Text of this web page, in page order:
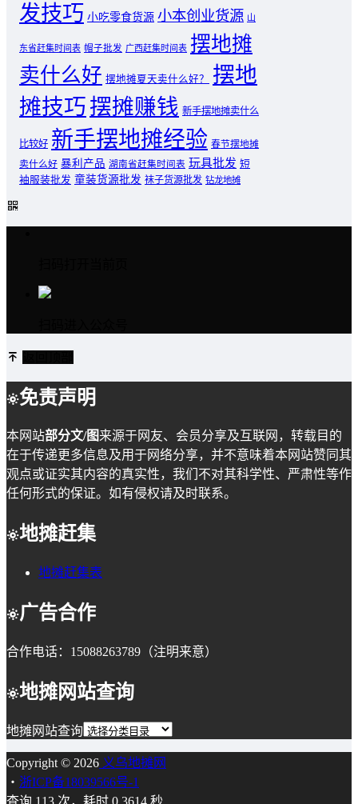
发技巧 小吃零食货源 小本创业货源 山
东省赶集时间表 帽子批发 广西赶集时间表 摆地摊
卖什么好 摆地摊夏天卖什么好？
摆地
摊技巧摆摊赚钱 新手摆地摊卖什么
比较好 新手摆地摊经验 春节摆地摊
卖什么好 暴利产品 湖南省赶集时间表 玩具批发 短
袖服装批发 童装货源批发 袜子货源批发 钻龙地摊
免责声明
本网站部分文/图来源于网友、会员分享及互联网，转载目的
在于传递更多信息及用于网络分享，并不意味着本网站赞同其
观点或证实其内容的真实性，我们不对其科学性、严肃性等作
任何形式的保证。如有侵权请及时联系。
地摊赶集
地摊赶集表
广告合作
合作电话：15088263789（注明来意）
地摊网站查询
地摊网站查询
Copyright © 2026 义乌地摊网
・ 浙ICP备18039566号-1
查询 113 次，耗时 0.3614 秒